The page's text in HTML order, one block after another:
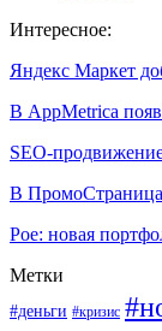
Интересное:
Яндекс Маркет
В AppMetrica
SEO-
В
Poe: новая
Метки
#деньги #кризис